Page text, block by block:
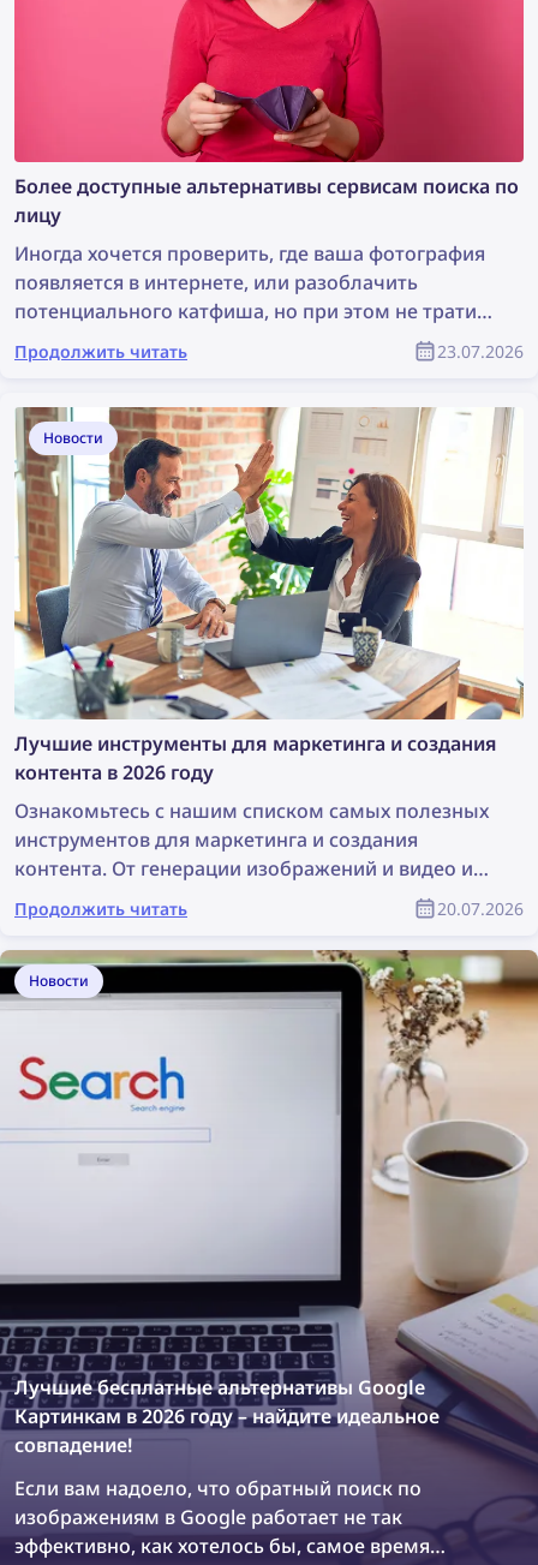
Более доступные альтернативы сервисам поиска по
лицу
Иногда хочется проверить, где ваша фотография
появляется в интернете, или разоблачить
потенциального катфиша, но при этом не тратить
целое состояние на сервис поиска по лицу.
Давайте рассмотрим несколько более доступных
эффективными.
Продолжить читать 23.07.2026
Новости
Лучшие инструменты для маркетинга и создания
контента в 2026 году
Ознакомьтесь с нашим списком самых полезных
инструментов для маркетинга и создания
контента. От генерации изображений и видео и
дизайна до поиска контента и защиты авторских
прав — эти инструменты могут значительно
облегчить работу любой маркетинговой
команды. В этой статье представлен полный
список лучших инструментов для маркетологов и
Продолжить читать 20.07.2026
Новости
Лучшие бесплатные альтернативы Google
Картинкам в 2026 году – найдите идеальное
совпадение!
Если вам надоело, что обратный поиск по
изображениям в Google работает не так
эффективно, как хотелось бы, самое время